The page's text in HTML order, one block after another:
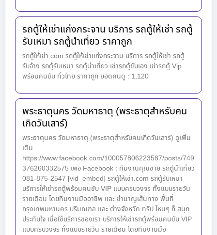
รถตู้ให้เช่าแก่งกระจาน บริการ รถตู้ให้เช่า รถตู้
รับเหมา รถตู้นำเที่ยว ราคาถูก
รถตู้ให้เช่า.com รถตู้ให้เช่าแก่งกระจาน บริการ รถตู้ให้เช่า รถตู้
รับจ้าง รถตู้รับเหมา รถตู้นำเที่ยว เช่ารถตู้ขับเอง เช่ารถตู้ Vip
พร้อมคนขับ ทั่วไทย ราคาถูก ยอดคนดู : 1,120
พระธาตุนคร วัดมหาธาตุ (พระธาตุสำหรับคน
เกิดวันเสาร์)
พระธาตุนคร วัดมหาธาตุ (พระธาตุสำหรับคนเกิดวันเสาร์) ดูเพิ่ม
เติม :
https://www.facebook.com/100057806223587/posts/749
376260332575 เพจ Facebook : ทีมงานคุณชาย รถตู้นำเที่ยว
081-875-2547 [vid_embed] รถตู้ให้เช่า.com รถตู้รับเหมา
บริการให้เช่ารถตู้พร้อมคนขับ VIP แบบครบวงจร ทั้งแบบรายวัน
รายเดือน โดยทีมงานมืออาชีพ และ ชำนาญเส้นทาง พื้นที่
กรุงเทพมหานคร ปริมณฑล และ ต่างจังหวัด ทริป ไหนๆ ก็ สนุก
ประทับใจ เมื่อใช้บริการของเรา บริการให้เช่ารถตู้พร้อมคนขับ VIP
แบบครบวงจร ทั้งแบบรายวัน รายเดือน โดยทีมงานมือ